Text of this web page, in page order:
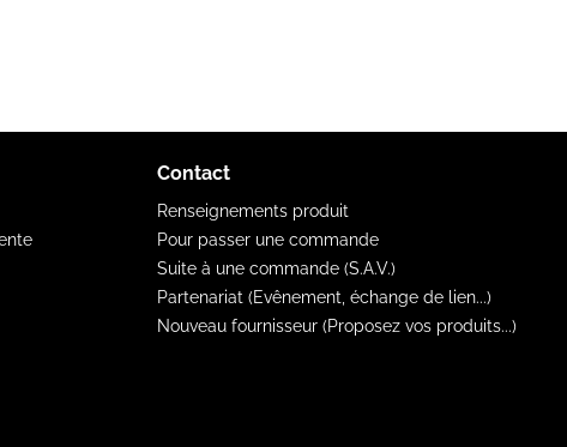
Contact
Renseignements produit
Pour passer une commande
Suite à une commande (S.A.V.)
Partenariat (Evênement, échange de lien...)
Nouveau fournisseur (Proposez vos produits...)